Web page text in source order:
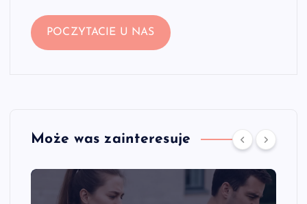
POCZYTACIE U NAS
Może was zainteresuje